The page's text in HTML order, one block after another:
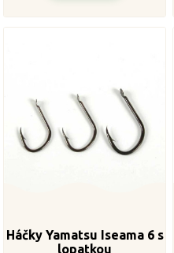
Háčky Yamatsu Iseama 6 s
lopatkou